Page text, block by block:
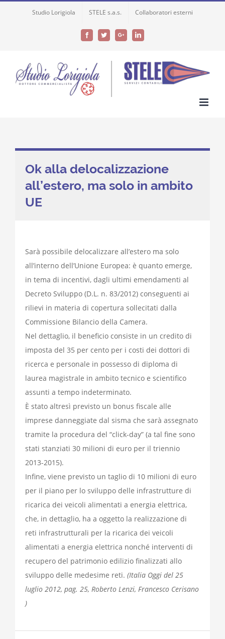
Studio Lorigiola STELE s.a.s. Collaboratori esterni
FacebookTwitterGoogle+LinkedIn
Ok alla delocalizzazione
all’estero, ma solo in ambito
UE
Sarà possibile delocalizzare all’estero ma solo
all’interno dell’Unione Europea: è quanto emerge,
in tema di incentivi, dagli ultimi emendamenti al
Decreto Sviluppo (D.L. n. 83/2012) conseguenti ai
rilievi in materia di copertura sollecitati dalla
Commissione Bilancio della Camera.
Nel dettaglio, il beneficio consiste in un credito di
imposta del 35 per cento per i costi dei dottori di
ricerca e personale in possesso di diploma di
laurea magistrale in ambito tecnico e scientifico
assunti a tempo indeterminato.
È stato altresì previsto un bonus fiscale alle
imprese danneggiate dal sisma che sarà assegnato
tramite la procedura del “click-day” (a tal fine sono
stati stanziati 30 milioni di euro per il triennio
2013-2015).
Infine, viene previsto un taglio di 10 milioni di euro
per il piano per lo sviluppo delle infrastrutture di
ricarica dei veicoli alimentati a energia elettrica,
che, in dettaglio, ha a oggetto la realizzazione di
reti infrastrutturali per la ricarica dei veicoli
alimentati a energia elettrica nonché interventi di
recupero del patrimonio edilizio finalizzati allo
sviluppo delle medesime reti. (Italia Oggi del 25
luglio 2012, pag. 25, Roberto Lenzi, Francesco Cerisano
)